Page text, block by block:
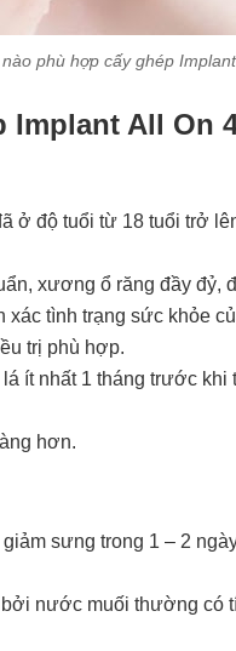
phù hợp cấy ghép
Implant All On
ở độ tuổi từ 18 tuổi trở
xương ổ răng đầy đỷ,
tình trạng sức khỏe
trị phù hợp.
ít nhất 1 tháng trước
hơn.
sưng trong 1 – 2
nước muối thường có